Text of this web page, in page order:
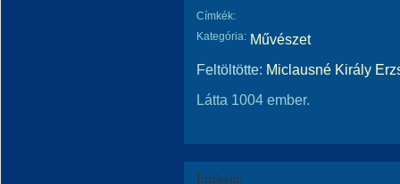
Címkék:
Kategória: Művészet
Feltöltötte: Miclausné Király
Látta 1004 ember.
Értékeld!